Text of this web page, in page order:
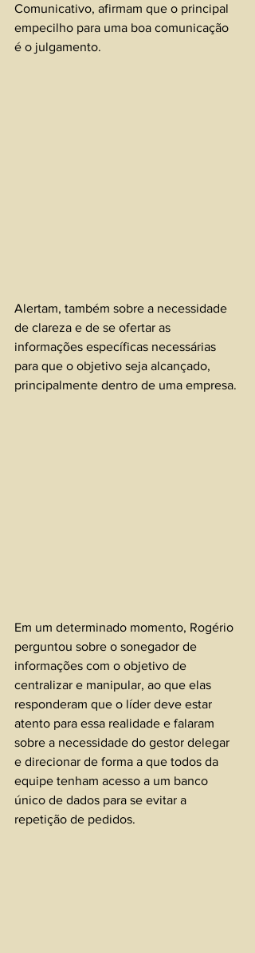
Comunicativo, afirmam que o principal
empecilho para uma boa comunicação
é o julgamento.
Alertam, também sobre a necessidade
de clareza e de se ofertar as
informações específicas necessárias
para que o objetivo seja alcançado,
principalmente dentro de uma empresa.
Em um determinado momento, Rogério
perguntou sobre o sonegador de
informações com o objetivo de
centralizar e manipular, ao que elas
responderam que o líder deve estar
atento para essa realidade e falaram
sobre a necessidade do gestor delegar
e direcionar de forma a que todos da
equipe tenham acesso a um banco
único de dados para se evitar a
repetição de pedidos.